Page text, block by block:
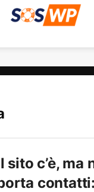
sito c’è, ma